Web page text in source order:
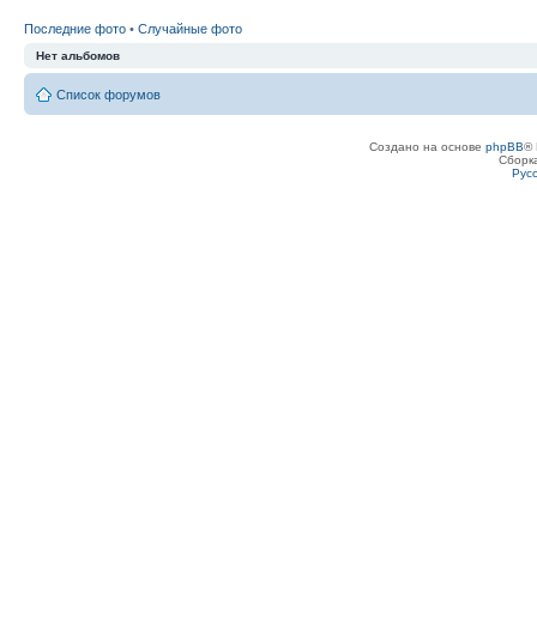
Последние фото • Случайные фото
Нет альбомов
Список форумов
Создано на основе phpBB®